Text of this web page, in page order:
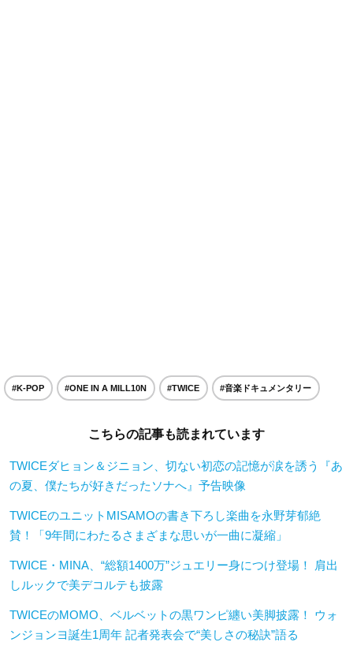
#K-POP #ONE IN A MILL10N #TWICE #音楽ドキュメンタリー
こちらの記事も読まれています
TWICEダヒョン＆ジニョン、切ない初恋の記憶が涙を誘う『あ
の夏、僕たちが好きだったソナへ』予告映像
TWICEのユニットMISAMOの書き下ろし楽曲を永野芽郁絶
賛！「9年間にわたるさまざまな思いが一曲に凝縮」
TWICE・MINA、“総額1400万”ジュエリー身につけ登場！ 肩出
しルックで美デコルテも披露
TWICEのMOMO、ベルベットの黒ワンピ纏い美脚披露！ ウォ
ンジョンヨ誕生1周年 記者発表会で“美しさの秘訣”語る